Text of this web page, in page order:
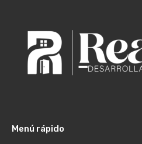
Menú rápido